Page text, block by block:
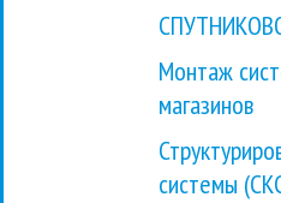
Монтаж
магазинов
системы